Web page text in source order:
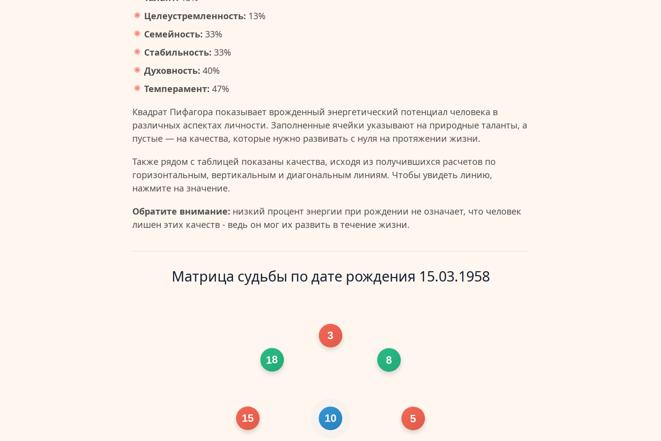
Целеустремленность: 13%
Семейность: 33%
Стабильность: 33%
Духовность: 40%
Темперамент: 47%
Квадрат Пифагора показывает врожденный энергетический потенциал человека в
различных аспектах личности. Заполненные ячейки указывают на природные таланты, а
пустые — на качества, которые нужно развивать с нуля на протяжении жизни.
Также рядом с таблицей показаны качества, исходя из получившихся расчетов по
горизонтальным, вертикальным и диагональным линиям. Чтобы увидеть линию,
нажмите на значение.
Обратите внимание: низкий процент энергии при рождении не означает, что человек
лишен этих качеств - ведь он мог их развить в течение жизни.
Матрица судьбы по дате рождения 15.03.1958
15
3
5
18 8
10